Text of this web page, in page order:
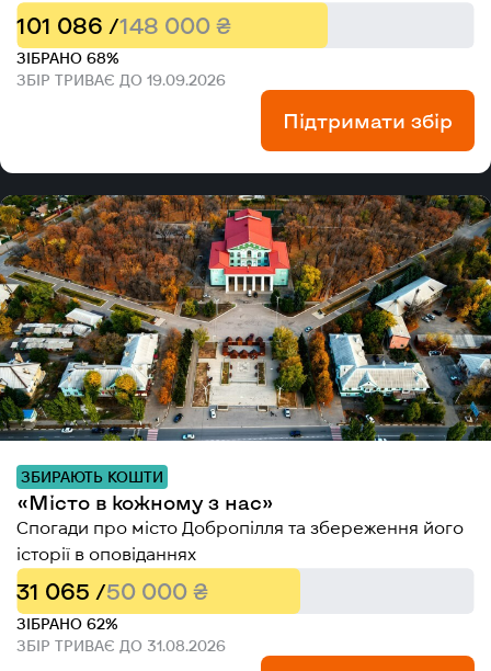
101 086 /148 000 ₴
ЗІБРАНО 68%
ЗБІР ТРИВАЄ ДО 19.09.2026
Підтримати збір
ЗБИРАЮТЬ КОШТИ
«Місто в кожному з нас»
Спогади про місто Добропілля та збереження його
історії в оповіданнях
31 065 /50 000 ₴
ЗІБРАНО 62%
ЗБІР ТРИВАЄ ДО 31.08.2026